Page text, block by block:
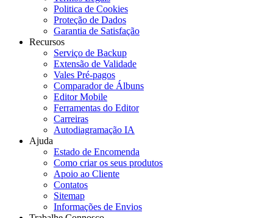
Politica de Cookies
Proteção de Dados
Garantia de Satisfação
Recursos
Serviço de Backup
Extensão de Validade
Vales Pré-pagos
Comparador de Álbuns
Editor Mobile
Ferramentas do Editor
Carreiras
Autodiagramação IA
Ajuda
Estado de Encomenda
Como criar os seus produtos
Apoio ao Cliente
Contatos
Sitemap
Informações de Envios